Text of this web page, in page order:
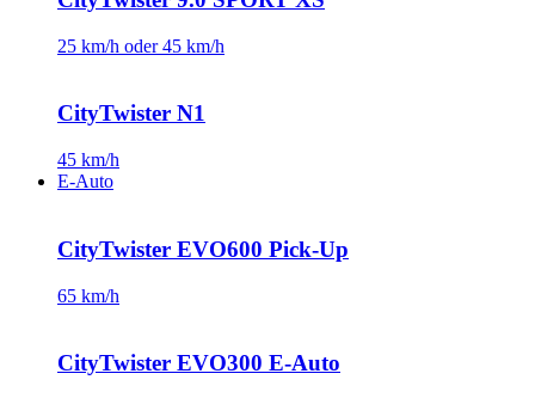
25 km/h oder 45 km/h
CityTwister N1
45 km/h
E-Auto
CityTwister EVO600 Pick-Up
65 km/h
CityTwister EVO300 E-Auto